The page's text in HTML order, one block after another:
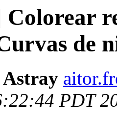
Colorear
de
PDT